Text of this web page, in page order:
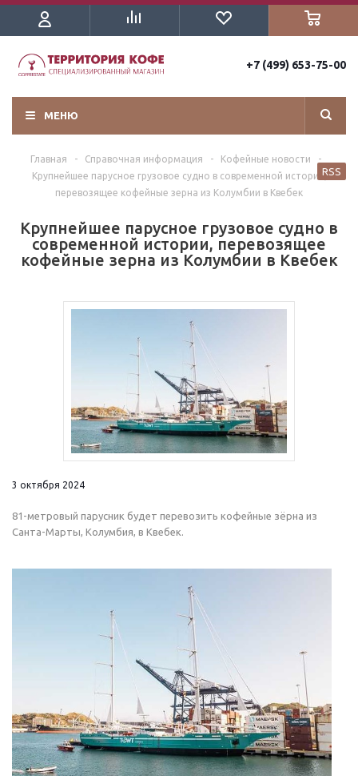
+7 (499) 653-75-00
МЕНЮ
Главная - Справочная информация - Кофейные новости
-
Крупнейшее парусное грузовое судно в современной истории,
перевозящее кофейные зерна из Колумбии в Квебек
Крупнейшее парусное грузовое судно в
современной истории, перевозящее
кофейные зерна из Колумбии в Квебек
RSS
3 октября 2024
81-метровый парусник будет перевозить кофейные зёрна из
Санта-Марты, Колумбия, в Квебек.